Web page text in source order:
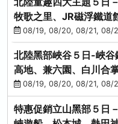
牧歌之里、JR磁浮鐵道
邊吃08/19, 08/20, 08/21, 08/
北陸黑部峽谷５日-峽
高地、兼六園、白川合
雙溫泉
08/19, 08/20, 08/21, 08/
特惠促銷立山黑部５日